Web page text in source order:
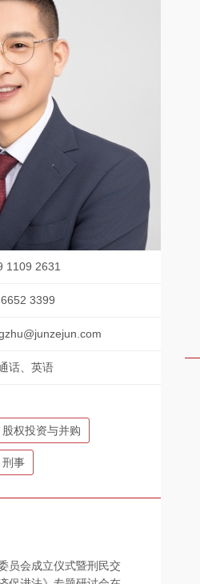
2631
3399
话、英语
股权投资与并购
刑事
员会成立仪式暨刑民交